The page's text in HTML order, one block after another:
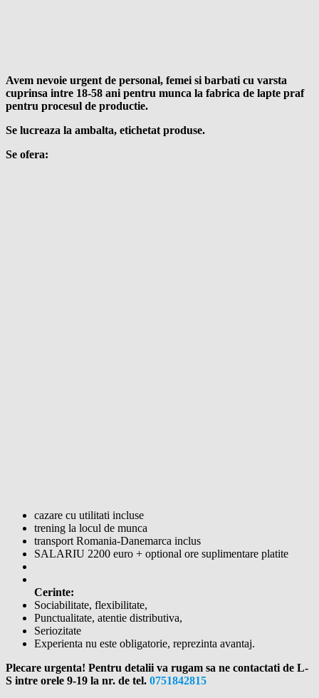
Avem nevoie urgent de personal, femei si barbati cu varsta
cuprinsa intre 18-58 ani pentru munca la fabrica de lapte praf
pentru procesul de productie.
Se lucreaza la ambalta, etichetat produse.
Se ofera:
cazare cu utilitati incluse
trening la locul de munca
transport Romania-Danemarca inclus
SALARIU 2200 euro + optional ore suplimentare platite
Cerinte:
Sociabilitate, flexibilitate,
Punctualitate, atentie distributiva,
Seriozitate
Experienta nu este obligatorie, reprezinta avantaj.
Plecare urgenta! Pentru detalii va rugam sa ne contactati de L-
S intre orele 9-19 la nr. de tel. 0751842815